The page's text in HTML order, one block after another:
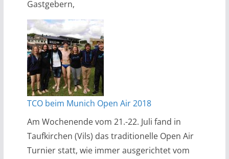
Gastgebern,
TCO beim Munich Open Air 2018
Am Wochenende vom 21.-22. Juli fand in
Taufkirchen (Vils) das traditionelle Open Air
Turnier statt, wie immer ausgerichtet vom